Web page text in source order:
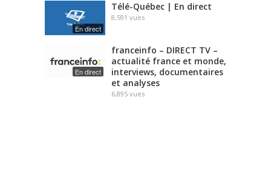
En direct
Télé-Québec | En direct
8,591 vues
En direct
franceinfo – DIRECT TV –
actualité france et monde,
interviews, documentaires
et analyses
6,895 vues